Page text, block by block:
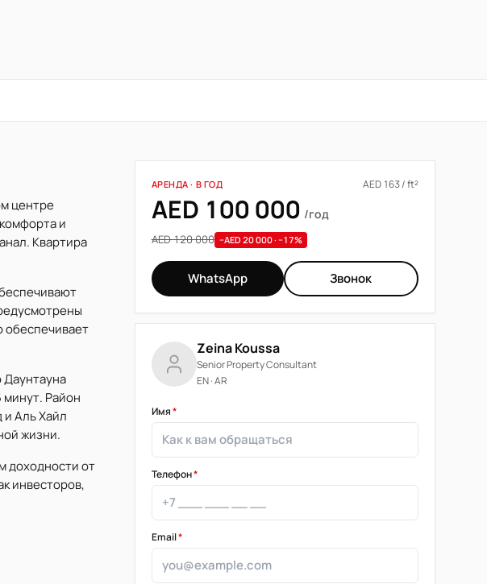
центре
и
Квартира
обеспечивает
Даунтауна
Район
Аль Хайл
жизни.
доходности от
инвесторов,
АРЕНДА · В ГОД AED 163 / ft²
AED 100 000 /год
AED 120 000 −AED 20 000 · −17%
WhatsApp Звонок
Zeina Koussa
Senior Property Consultant
EN · AR
Имя*
Телефон*
Email*